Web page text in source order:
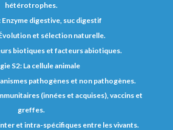
hétérotrophes.
Enzyme digestive, suc digestif
et sélection naturelle.
biotiques et facteurs abiotiques.
S2: La cellule animale
pathogènes et non pathogènes.
(innées et acquises), vaccins et
greffes.
et intra-spécifiques entre les vivants.